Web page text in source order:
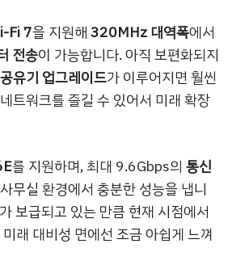
Fi 7을 지원해320MHz 대역폭에서
전송이 가능합니다. 아직 보편화되지
공유기 업그레이드가 이루어지면 훨씬
트워크를 즐길 수 있어서 미래 확장
를 지원하며, 최대 9.6Gbps의 통신
무실 환경에서 충분한 성능을 냅니
보급되고 있는 만큼 현재 시점에서
래 대비성 면에선 조금 아쉽게 느껴